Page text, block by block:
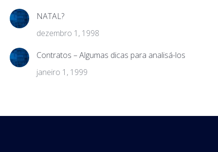
NATAL?
dezembro 1, 1998
Contratos – Algumas dicas para analisá-los
janeiro 1, 1999